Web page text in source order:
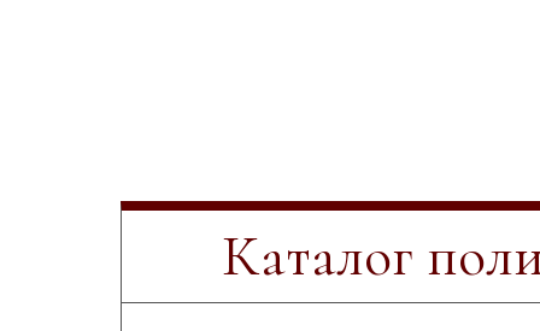
Каталог